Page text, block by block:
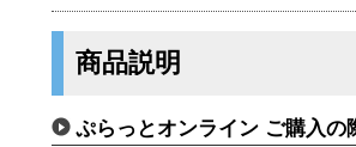
商品説明
ぷらっとオンライン ご購入の